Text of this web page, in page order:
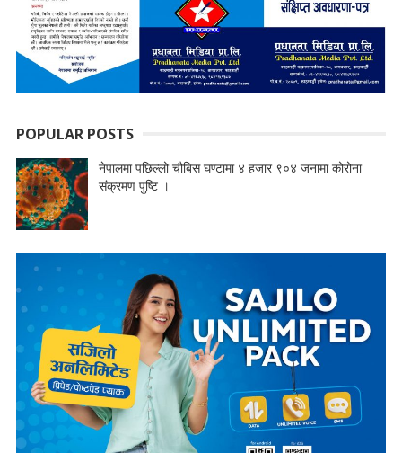
POPULAR POSTS
नेपालमा पछिल्लो चौबिस घण्टामा ४ हजार ९०४ जनामा कोरोना
संक्रमण पुष्टि ।